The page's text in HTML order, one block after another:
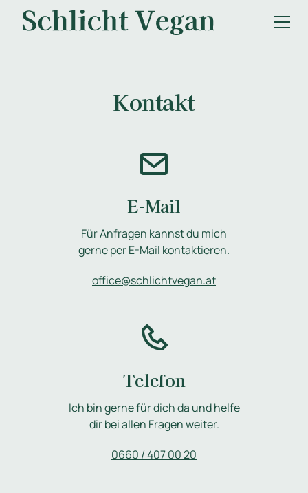
Kontakt
E-Mail
Für Anfragen kannst du mich
gerne per E-Mail kontaktieren.
office@schlichtvegan.at
Telefon
Ich bin gerne für dich da und helfe
dir bei allen Fragen weiter.
0660 / 407 00 20